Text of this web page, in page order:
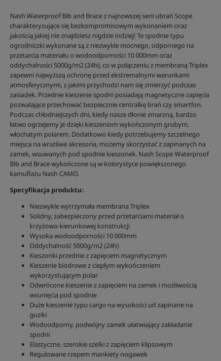
Nash Waterproof Bib and Brace z najnowszej serii ubrań Scope
charakteryzujące się bezkompromisowym wykonaniem oraz
jakością jakiej nie znajdziesz nigdzie indziej! Te spodnie typu
ogrodniczki wykonane są z niezwykle mocnego, odpornego na
przetarcia materiału o wodoodporności 10 000mm oraz
oddychalności 5000g/m2 (24h), co w połączeniu z membraną Triplex
zapewni najwyższą ochronę przed ekstremalnymi warunkami
atmosferycznymi, z jakimi przychodzi nam się zmierzyć podczas
zasiadek. Przednie kieszenie spodni posiadają magnetyczne zapięcia
pozwalające przechować bezpiecznie centralkę brań czy smartfon.
Podczas chłodniejszych dni, kiedy nasze dłonie zmarzną, bardzo
łatwo ogrzejemy je dzięki kieszeniom wykończonym grubym,
włochatym polarem. Dodatkowo kiedy potrzebujemy szczelnego
miejsca na wrażliwe akcesoria, możemy skorzystać z zapinanych na
zamek, wsuwanych pod spodnie kieszonek. Nash Scope Waterproof
Bib and Brace wykończone są w kolorystyce powiększonego
kamuflażu Nash CAMO.
Specyfikacja produktu:
Niezwykle wytrzymała membrana Triplex
Solidny, zabezpieczony przed przetarciami materiał o
krzyżowo-kierunkowej konstrukcji
Wysoka wodoodporności 10 000mm
Oddychalność 5000g/m2 (24h)
Kieszonki przednie z zapięciem magnetycznym
Kieszenie biodrowe z ciepłym wykończeniem
wykorzystującym polar
Odwrócone kieszenie z zapięciem na zamek i możliwością
wsunięcia pod spodnie
Duże kieszenie typu cargo na wysokości ud zapinane na
guziki
Wodoodporny, podwójny zamek ułatwiający zakładanie
spodni
Elastyczne, szerokie szelki z zapięciem klipsowym
Regulowane rzepem mankiety nogawek